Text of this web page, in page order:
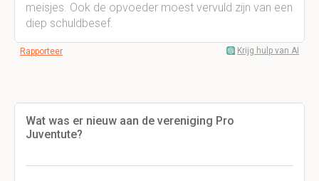
meisjes. Ook de opvoeder moest vervuld zijn van een
diep schuldbesef.
Rapporteer Krijg hulp van AI
Wat was er nieuw aan de vereniging Pro
Juventute?